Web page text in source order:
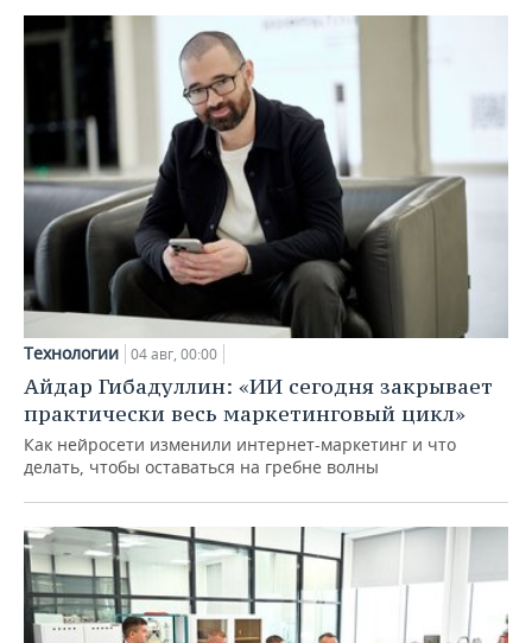
Технологии 04 авг, 00:00
Айдар Гибадуллин: «ИИ сегодня закрывает
практически весь маркетинговый цикл»
Как нейросети изменили интернет-маркетинг и что
делать, чтобы оставаться на гребне волны